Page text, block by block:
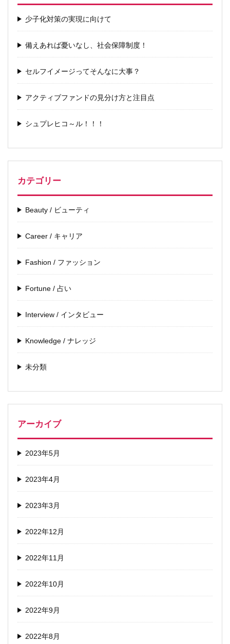
少子化対策の実現に向けて
備えあれば憂いなし、社会保障制度！
セルフイメージってそんなに大事？
アクティブファンドの見分け方と注目点
シュプレヒコ～ル！！！
カテゴリー
Beauty / ビューティ
Career / キャリア
Fashion / ファッション
Fortune / 占い
Interview / インタビュー
Knowledge / ナレッジ
未分類
アーカイブ
2023年5月
2023年4月
2023年3月
2022年12月
2022年11月
2022年10月
2022年9月
2022年8月